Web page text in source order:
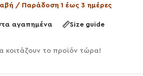
/ Παράδοση 1 έως 3 ημέρες
αγαπημένα Size guide
κοιτάζουν το προϊόν τώρα!